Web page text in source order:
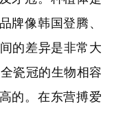
牌像韩国登腾、
的差异是非常大
瓷冠的生物相容
的。在东营搏爱